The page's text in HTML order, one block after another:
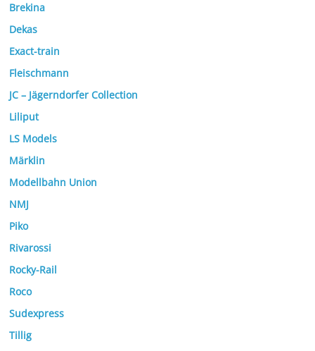
Brekina
Dekas
Exact-train
Fleischmann
JC – Jägerndorfer Collection
Liliput
LS Models
Märklin
Modellbahn Union
NMJ
Piko
Rivarossi
Rocky-Rail
Roco
Sudexpress
Tillig